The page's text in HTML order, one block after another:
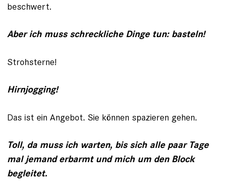
beschwert.
Aber ich muss schreckliche Dinge tun: basteln!
Strohsterne!
Hirnjogging!
Das ist ein Angebot. Sie können spazieren gehen.
Toll, da muss ich warten, bis sich alle paar Tage
mal jemand erbarmt und mich um den Block
begleitet.